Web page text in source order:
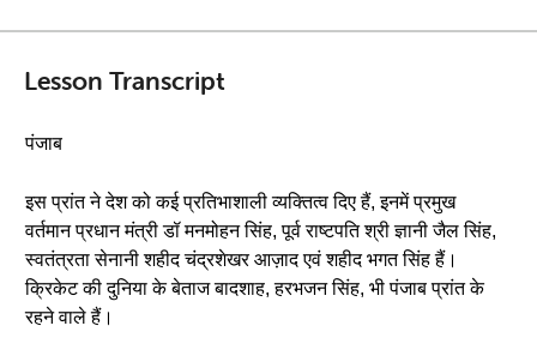
Lesson Transcript
पंजाब
इस प्रांत ने देश को कई प्रतिभाशाली व्यक्तित्व दिए हैं, इनमें प्रमुख
वर्तमान प्रधान मंत्री डॉ मनमोहन सिंह, पूर्व राष्टपति श्री ज्ञानी जैल सिंह,
स्वतंत्रता सेनानी शहीद चंद्रशेखर आज़ाद एवं शहीद भगत सिंह हैं।
क्रिकेट की दुनिया के बेताज बादशाह, हरभजन सिंह, भी पंजाब प्रांत के
रहने वाले हैं।